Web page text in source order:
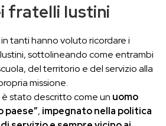
fratelli Iustini
tanti hanno voluto ricordare i
sottolineando come entrambi
del territorio e del servizio alla
missione.
stato descritto come un uomo
paese”, impegnato nella politica